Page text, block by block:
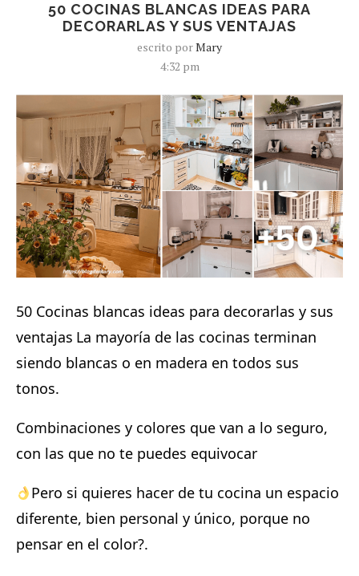
50 COCINAS BLANCAS IDEAS PARA
DECORARLAS Y SUS VENTAJAS
escrito porMary
4:32 pm
50 Cocinas blancas ideas para decorarlas y sus
ventajas La mayoría de las cocinas terminan
siendo blancas o en madera en todos sus
tonos.
Combinaciones y colores que van a lo seguro,
con las que no te puedes equivocar ⁣
Pero si quieres hacer de tu cocina un espacio
diferente, bien personal y único, porque no
pensar en el color?.⁣